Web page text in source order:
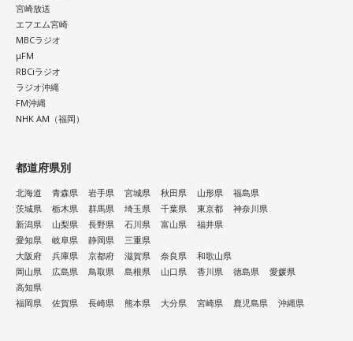
宮崎放送
エフエム宮崎
MBCラジオ
μFM
RBCiラジオ
ラジオ沖縄
FM沖縄
NHK AM（福岡）
都道府県別
北海道 青森県 岩手県 宮城県 秋田県 山形県
福島県
茨城県
栃木県 群馬県 埼玉県 千葉県 東京都
神奈川県
新潟県
山梨県 長野県 石川県 富山県
福井県
愛知県
岐阜県 静岡県
三重県
大阪府
兵庫県 京都府 滋賀県 奈良県
和歌山県
岡山県
広島県 鳥取県 島根県 山口県 香川県 徳島県
愛媛県
高知県
福岡県
佐賀県 長崎県 熊本県 大分県 宮崎県 鹿児島県 沖縄県